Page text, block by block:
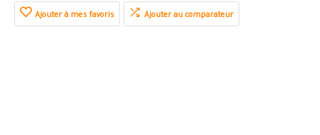
Ajouter à mes favoris Ajouter au comparateur